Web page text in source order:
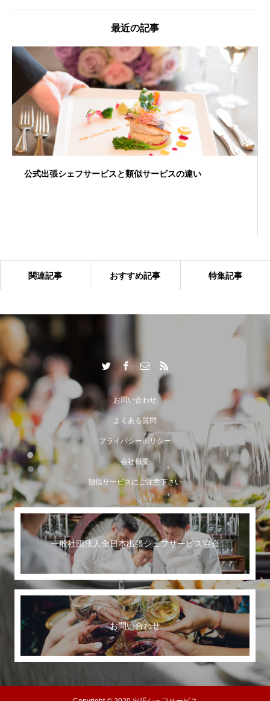
最近の記事
公式出張シェフサービスと類似サービスの違い
出張シェフサービスならではの付加価値とは？
世界に誇る日本のおもてなし
関連記事 おすすめ記事 特集記事
お問い合わせ
よくある質問
プライバシーポリシー
会社概要
類似サービスにご注意下さい
一般社団法人全日本出張シェフサービス協会
お問い合わせ